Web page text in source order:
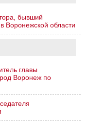
бывший
области
главы
Воронеж по